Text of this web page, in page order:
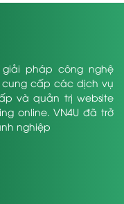
giải pháp công nghệ
cấp các dịch vụ
và quản trị website
online. VN4U đã trở
nghiệp